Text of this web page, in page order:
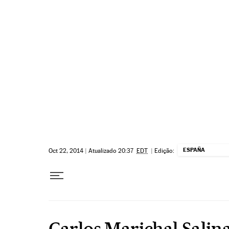
Oct 22, 2014 | Atualizado 20:37 EDT | Edição: ESPAÑA